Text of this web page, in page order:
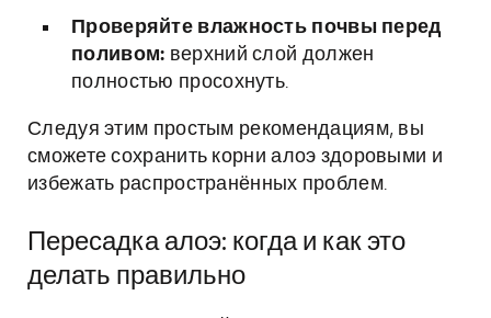
Проверяйте влажность почвы перед
поливом: верхний слой должен
полностью просохнуть.
Следуя этим простым рекомендациям, вы
сможете сохранить корни алоэ здоровыми и
избежать распространённых проблем.
Пересадка алоэ: когда и как это
делать правильно